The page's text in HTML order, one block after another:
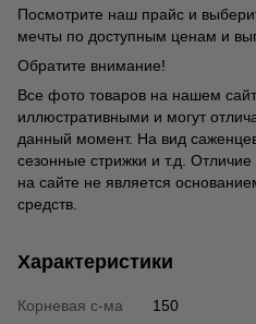
Посмотрите наш прайс и
мечты по доступным ценам и
Обратите внимание!
Все фото товаров на нашем
иллюстративными и могут
данный момент. На вид саженцев
сезонные стрижки и т.д.
на сайте не является
средств.
Характеристики
Корневая с-ма
150